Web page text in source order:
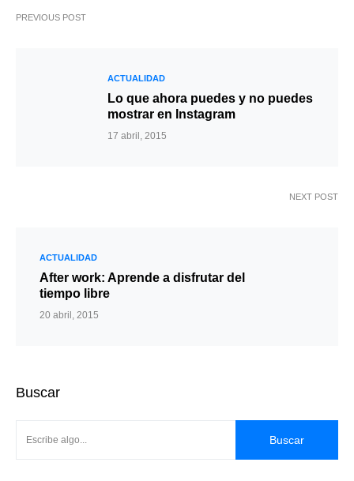
PREVIOUS POST
ACTUALIDAD
Lo que ahora puedes y no puedes
mostrar en Instagram
17 abril, 2015
NEXT POST
ACTUALIDAD
After work: Aprende a disfrutar del
tiempo libre
20 abril, 2015
Buscar
Buscar